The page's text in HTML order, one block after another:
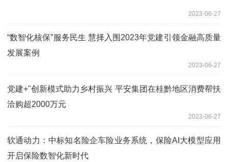
2023-06-27
“数智化核保”服务民生 慧择入围2023年党建引领金融高质量
发展案例
2023-06-27
党建+"创新模式助力乡村振兴 平安集团在桂黔地区消费帮扶
洽购超2000万元
2023-06-27
软通动力：中标知名险企车险业务系统，保险AI大模型应用
开启保险数智化新时代